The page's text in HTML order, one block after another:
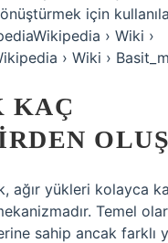
için
› Wiki ›
› Wiki ›
KAÇ
ağır yükleri kolayca
Temel
sahip ancak farklı